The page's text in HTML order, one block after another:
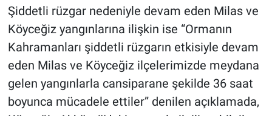
Şiddetli rüzgar nedeniyle devam eden Milas ve
Köyceğiz yangınlarına ilişkin ise “Ormanın
Kahramanları şiddetli rüzgarın etkisiyle devam
eden Milas ve Köyceğiz ilçelerimizde meydana
gelen yangınlarla cansiparane şekilde 36 saat
boyunca mücadele ettiler” denilen açıklamada,